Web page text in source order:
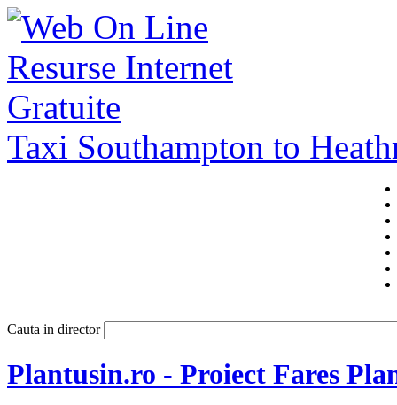
Taxi Southampton to
Cauta in director
Plantusin.ro - Proiect Fares